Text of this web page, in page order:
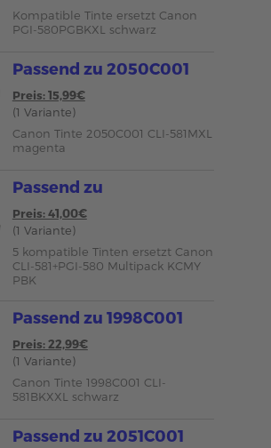
Kompatible Tinte ersetzt Canon
PGI-580PGBKXL schwarz
Passend zu 2050C001
Preis: 15,99€
(1 Variante)
Canon Tinte 2050C001 CLI-581MXL
magenta
Passend zu
Preis: 41,00€
(1 Variante)
5 kompatible Tinten ersetzt Canon
CLI-581+PGI-580 Multipack KCMY
PBK
Passend zu 1998C001
Preis: 22,99€
(1 Variante)
Canon Tinte 1998C001 CLI-
581BKXXL schwarz
Passend zu 2051C001